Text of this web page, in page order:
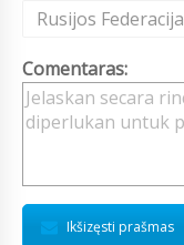
Rusijos Federacija
Comentaras:
Ikšizęsti prašmas